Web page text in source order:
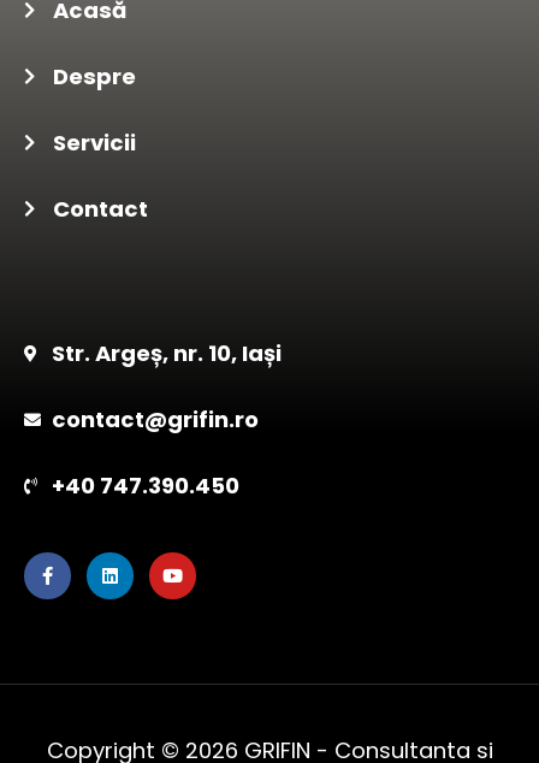
Acasă
Despre
Servicii
Contact
Str. Argeș, nr. 10, Iași
contact@grifin.ro
+40 747.390.450
F
a
c
k
L
i
n
n
Y
o
u
Copyright © 2026 GRIFIN - Consultanta si